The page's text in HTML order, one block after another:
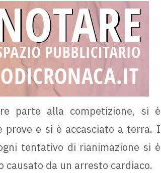
parte alla competizione, si è
e si è accasciato a terra. I
tentativo di rianimazione si è
causato da un arresto cardiaco.